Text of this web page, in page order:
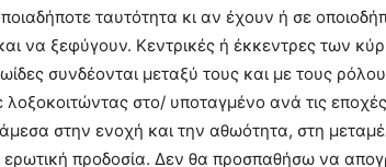
ταυτότητα κι αν έχουν ή σε
να ξεφύγουν. Κεντρικές ή έκκεντρες των
συνδέονται μεταξύ τους και με τους
λοξοκοιτώντας στο/ υποταγμένο ανά τις
στην ενοχή και την αθωότητα, στη
ερωτική προδοσία. Δεν θα προσπαθήσω να